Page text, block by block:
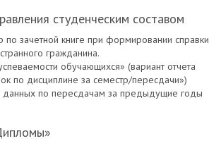
студенческим составом
по зачетной книге при формировании справки
гражданина.
обучающихся» (вариант отчета
по дисциплине за семестр/пересдачи»)
по пересдачам за предыдущие годы